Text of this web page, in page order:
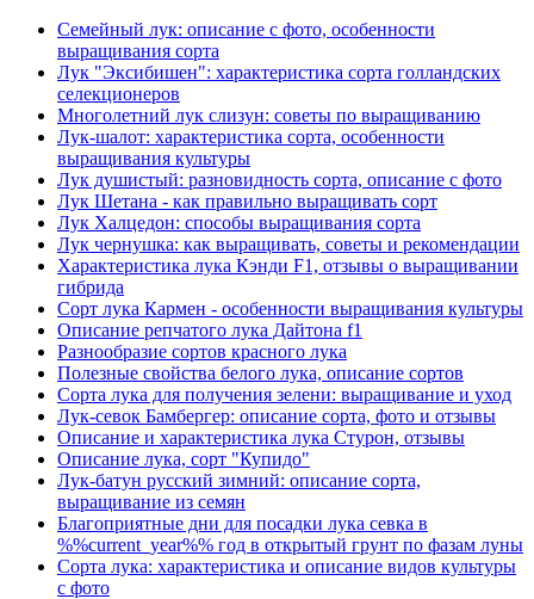
Семейный лук: описание с фото, особенности
выращивания сорта
Лук "Эксибишен": характеристика сорта голландских
селекционеров
Многолетний лук слизун: советы по выращиванию
Лук-шалот: характеристика сорта, особенности
выращивания культуры
Лук душистый: разновидность сорта, описание с фото
Лук Шетана - как правильно выращивать сорт
Лук Халцедон: способы выращивания сорта
Лук чернушка: как выращивать, советы и рекомендации
Характеристика лука Кэнди F1, отзывы о выращивании
гибрида
Сорт лука Кармен - особенности выращивания культуры
Описание репчатого лука Дайтона f1
Разнообразие сортов красного лука
Полезные свойства белого лука, описание сортов
Сорта лука для получения зелени: выращивание и уход
Лук-севок Бамбергер: описание сорта, фото и отзывы
Описание и характеристика лука Стурон, отзывы
Описание лука, сорт "Купидо"
Лук-батун русский зимний: описание сорта,
выращивание из семян
Благоприятные дни для посадки лука севка в
%%current_year%% год в открытый грунт по фазам луны
Сорта лука: характеристика и описание видов культуры
с фото